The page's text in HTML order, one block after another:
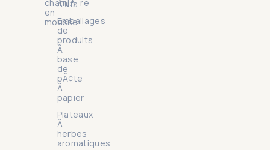
Å“ufs
Emballages
de
produits
Ã
base
de
pÃ¢te
Ã
papier
Plateaux
Ã
herbes
aromatiques
charniÃ¨re
en
mousse